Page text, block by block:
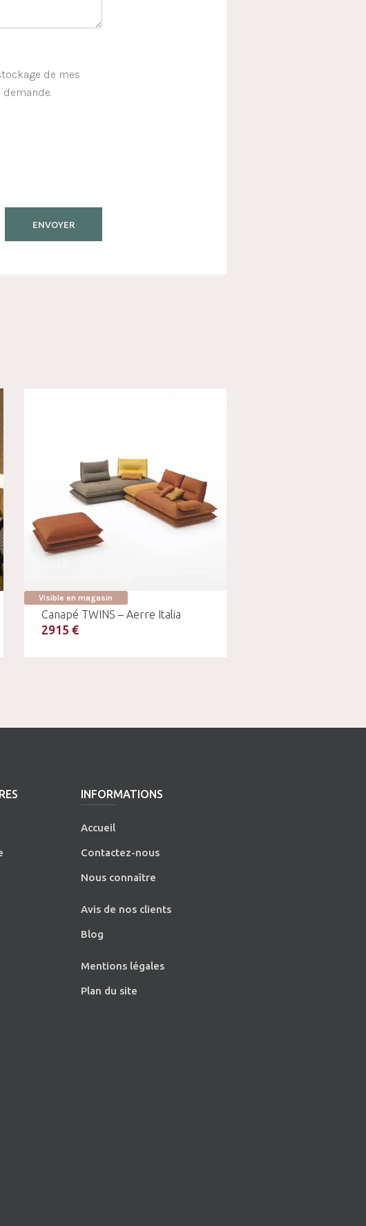
de mes
Visible en magasin
Canapé TWINS – Aerre Italia
2915 €
INFORMATIONS
Accueil
Contactez-nous
Nous connaître
Avis de nos clients
Blog
Mentions légales
Plan du site